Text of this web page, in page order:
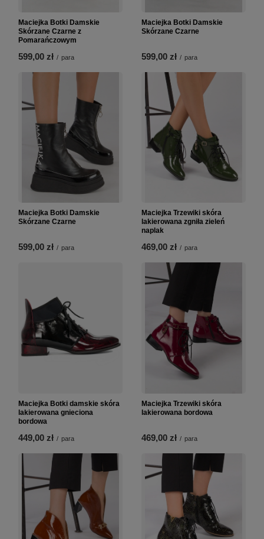
Maciejka Botki Damskie
Skórzane Czarne z
Pomarańczowym
599,00 zł / para
Maciejka Botki Damskie
Skórzane Czarne
599,00 zł / para
Maciejka Botki Damskie
Skórzane Czarne
599,00 zł / para
Maciejka Trzewiki skóra
lakierowana zgniła zieleń
naplak
469,00 zł / para
Maciejka Botki damskie skóra
lakierowana gnieciona
bordowa
449,00 zł / para
Maciejka Trzewiki skóra
lakierowana bordowa
469,00 zł / para